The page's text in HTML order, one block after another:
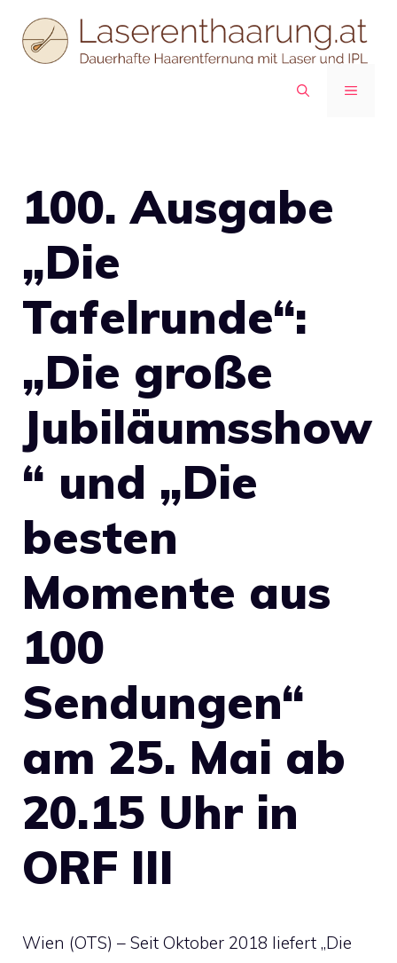
Inhalt
springen
MENÜ
100. Ausgabe
„Die
Tafelrunde“:
„Die große
Jubiläumsshow
“ und „Die
besten
Momente aus
100
Sendungen“
am 25. Mai ab
20.15 Uhr in
ORF III
Wien (OTS) – Seit Oktober 2018 liefert „Die